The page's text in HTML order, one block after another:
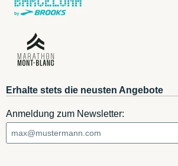
Erhalte stets die neusten Angebote
Anmeldung zum Newsletter: